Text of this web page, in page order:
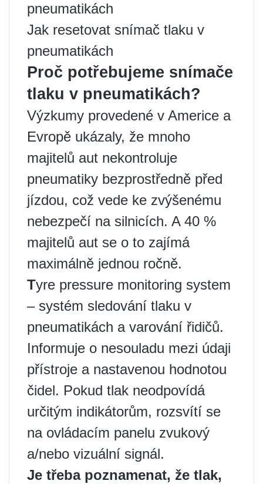
pneumatikách
Jak resetovat snímač tlaku v
pneumatikách
Proč potřebujeme snímače
tlaku v pneumatikách?
Výzkumy provedené v Americe a
Evropě ukázaly, že mnoho
majitelů aut nekontroluje
pneumatiky bezprostředně před
jízdou, což vede ke zvýšenému
nebezpečí na silnicích. A 40 %
majitelů aut se o to zajímá
maximálně jednou ročně.
Tyre pressure monitoring system
– systém sledování tlaku v
pneumatikách a varování řidičů.
Informuje o nesouladu mezi údaji
přístroje a nastavenou hodnotou
čidel. Pokud tlak neodpovídá
určitým indikátorům, rozsvítí se
na ovládacím panelu zvukový
a/nebo vizuální signál.
Je třeba poznamenat, že tlak,